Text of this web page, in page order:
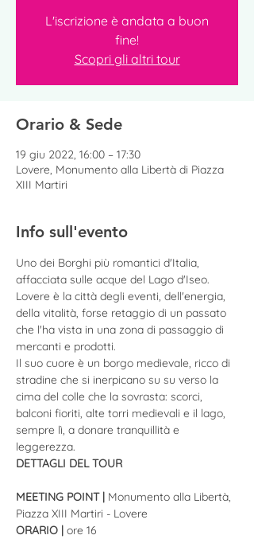
L'iscrizione è andata a buon
fine!
Scopri gli altri tour
Orario & Sede
19 giu 2022, 16:00 – 17:30
Lovere, Monumento alla Libertà di Piazza
XIII Martiri
Info sull'evento
Uno dei Borghi più romantici d'Italia,
affacciata sulle acque del Lago d'Iseo.
Lovere è la città degli eventi, dell'energia,
della vitalità, forse retaggio di un passato
che l'ha vista in una zona di passaggio di
mercanti e prodotti.
Il suo cuore è un borgo medievale, ricco di
stradine che si inerpicano su su verso la
cima del colle che la sovrasta: scorci,
balconi fioriti, alte torri medievali e il lago,
sempre lì, a donare tranquillità e
leggerezza. ​​
DETTAGLI DEL TOUR
MEETING POINT | Monumento alla Libertà,
Piazza XIII Martiri - Lovere
ORARIO | ore 16